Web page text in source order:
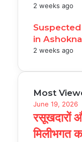
2 weeks ago
in
2 weeks ago
Most
June 19, 2026
रसूखदारों
मिलीभगत